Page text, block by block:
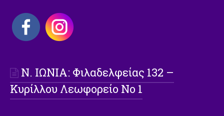
Ν. ΙΩΝΙΑ: Φιλαδελφείας 132 –
Κυρίλλου Λεωφορείο Νο 1